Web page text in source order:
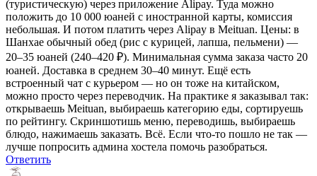
(туристическую) через приложение Alipay. Туда можно
положить до 10 000 юаней с иностранной карты, комиссия
небольшая. И потом платить через Alipay в Meituan. Цены: в
Шанхае обычный обед (рис с курицей, лапша, пельмени) —
20–35 юаней (240–420 ₽). Минимальная сумма заказа часто 20
юаней. Доставка в среднем 30–40 минут. Ещё есть
встроенный чат с курьером — но он тоже на китайском,
можно просто через переводчик. На практике я заказывал так:
открываешь Meituan, выбираешь категорию еды, сортируешь
по рейтингу. Скриншотишь меню, переводишь, выбираешь
блюдо, нажимаешь заказать. Всё. Если что-то пошло не так —
лучше попросить админа хостела помочь разобраться.
Ответить